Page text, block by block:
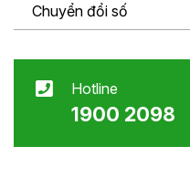
Chuyển đổi số
Hotline
1900 2098